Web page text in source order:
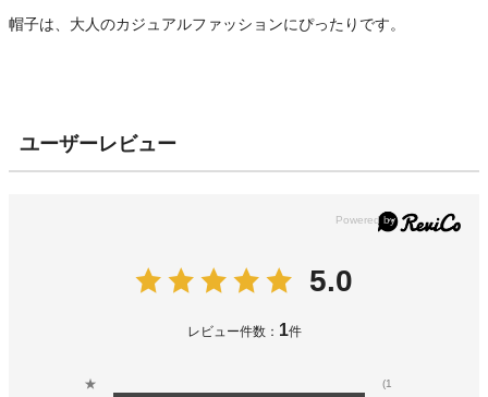
帽子は、大人のカジュアルファッションにぴったりです。
ユーザーレビュー
5.0
レビュー件数： 1件
★
(1